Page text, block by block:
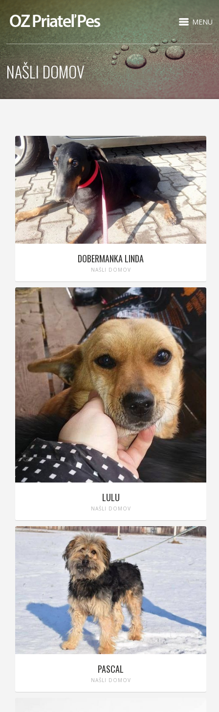
MENU
NAŠLI DOMOV
DOBERMANKA LINDA
NAŠLI DOMOV
LULU
NAŠLI DOMOV
PASCAL
NAŠLI DOMOV